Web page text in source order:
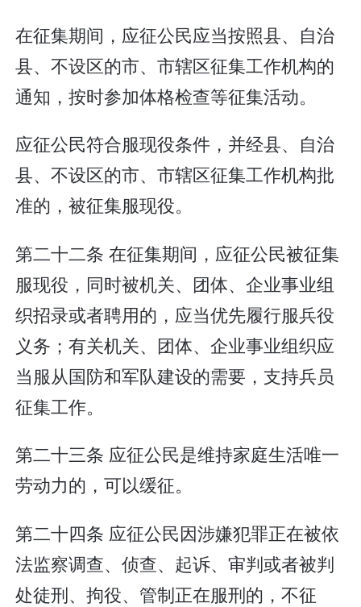
在征集期间，应征公民应当按照县、自治
县、不设区的市、市辖区征集工作机构的
通知，按时参加体格检查等征集活动。
应征公民符合服现役条件，并经县、自治
县、不设区的市、市辖区征集工作机构批
准的，被征集服现役。
第二十二条 在征集期间，应征公民被征集
服现役，同时被机关、团体、企业事业组
织招录或者聘用的，应当优先履行服兵役
义务；有关机关、团体、企业事业组织应
当服从国防和军队建设的需要，支持兵员
征集工作。
第二十三条 应征公民是维持家庭生活唯一
劳动力的，可以缓征。
第二十四条 应征公民因涉嫌犯罪正在被依
法监察调查、侦查、起诉、审判或者被判
处徒刑、拘役、管制正在服刑的，不征